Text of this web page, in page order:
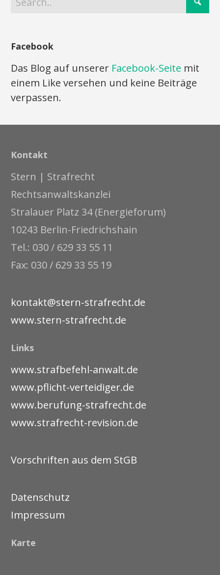
Facebook
Das Blog auf unserer Facebook-Seite mit
einem Like versehen und keine Beiträge
verpassen.
Kontakt
Stern | Strafrecht
Rechtsanwaltskanzlei
Stralauer Platz 34 (Energieforum)
10243 Berlin-Friedrichshain
Tel.: 030 / 629 33 55 11
Fax: 030 / 629 33 55 19
kontakt@stern-strafrecht.de
www.stern-strafrecht.de
Links
www.strafbefehl-anwalt.de
www.pflicht-verteidiger.de
www.berufung-strafrecht.de
www.strafrecht-revision.de
Vorschriften aus dem StGB
Datenschutz
Impressum
Karte